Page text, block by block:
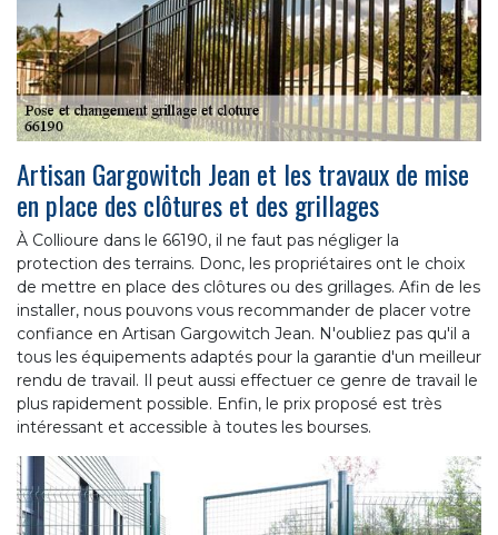
Artisan Gargowitch Jean et les travaux de mise
en place des clôtures et des grillages
À Collioure dans le 66190, il ne faut pas négliger la
protection des terrains. Donc, les propriétaires ont le choix
de mettre en place des clôtures ou des grillages. Afin de les
installer, nous pouvons vous recommander de placer votre
confiance en Artisan Gargowitch Jean. N'oubliez pas qu'il a
tous les équipements adaptés pour la garantie d'un meilleur
rendu de travail. Il peut aussi effectuer ce genre de travail le
plus rapidement possible. Enfin, le prix proposé est très
intéressant et accessible à toutes les bourses.